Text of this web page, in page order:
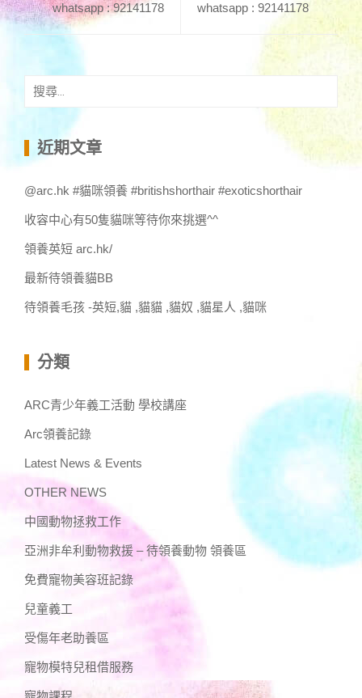
whatsapp : 92141178
whatsapp : 92141178
搜
鍵
字:
近期文章
@arc.hk #貓咪領養 #britishshorthair #exoticshorthair
收容中心有50隻貓咪等待你來挑選^^
領養英短 arc.hk/
最新待領養貓BB
待領養毛孩 -英短,貓 ,貓貓 ,貓奴 ,貓星人 ,貓咪
分類
ARC青少年義工活動 學校講座
Arc領養記錄
Latest News & Events
OTHER NEWS
中國動物拯救工作
亞洲非牟利動物救援 – 待領養動物 領養區
免費寵物美容班記錄
兒童義工
受傷年老助養區
寵物模特兒租借服務